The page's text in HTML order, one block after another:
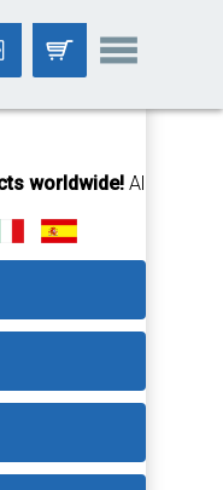
worldwide!All orders